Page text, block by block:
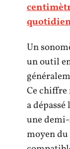
Un
un outil
Ce chiffre
a
une
moyen du